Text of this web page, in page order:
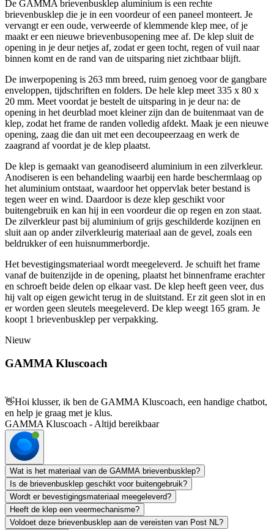
De GAMMA brievenbusklep aluminium is een rechte
brievenbusklep die je in een voordeur of een paneel monteert. Je
vervangt er een oude, verweerde of klemmende klep mee, of je
maakt er een nieuwe brievenbusopening mee af. De klep sluit de
opening in je deur netjes af, zodat er geen tocht, regen of vuil naar
binnen komt en de rand van de uitsparing niet zichtbaar blijft.
De inwerpopening is 263 mm breed, ruim genoeg voor de gangbare
enveloppen, tijdschriften en folders. De hele klep meet 335 x 80 x
20 mm. Meet voordat je bestelt de uitsparing in je deur na: de
opening in het deurblad moet kleiner zijn dan de buitenmaat van de
klep, zodat het frame de randen volledig afdekt. Maak je een nieuwe
opening, zaag die dan uit met een decoupeerzaag en werk de
zaagrand af voordat je de klep plaatst.
De klep is gemaakt van geanodiseerd aluminium in een zilverkleur.
Anodiseren is een behandeling waarbij een harde beschermlaag op
het aluminium ontstaat, waardoor het oppervlak beter bestand is
tegen weer en wind. Daardoor is deze klep geschikt voor
buitengebruik en kan hij in een voordeur die op regen en zon staat.
De zilverkleur past bij aluminium of grijs geschilderde kozijnen en
sluit aan op ander zilverkleurig materiaal aan de gevel, zoals een
beldrukker of een huisnummerbordje.
Het bevestigingsmateriaal wordt meegeleverd. Je schuift het frame
vanaf de buitenzijde in de opening, plaatst het binnenframe erachter
en schroeft beide delen op elkaar vast. De klep heeft geen veer, dus
hij valt op eigen gewicht terug in de sluitstand. Er zit geen slot in en
er worden geen sleutels meegeleverd. De klep weegt 165 gram. Je
koopt 1 brievenbusklep per verpakking.
Nieuw
GAMMA Kluscoach
👋Hoi klusser, ik ben de GAMMA Kluscoach, een handige chatbot,
en help je graag met je klus.
GAMMA Kluscoach - Altijd bereikbaar
Wat is het materiaal van de GAMMA brievenbusklep?
Is de brievenbusklep geschikt voor buitengebruik?
Wordt er bevestigingsmateriaal meegeleverd?
Heeft de klep een veermechanisme?
Voldoet deze brievenbusklep aan de vereisten van Post NL?